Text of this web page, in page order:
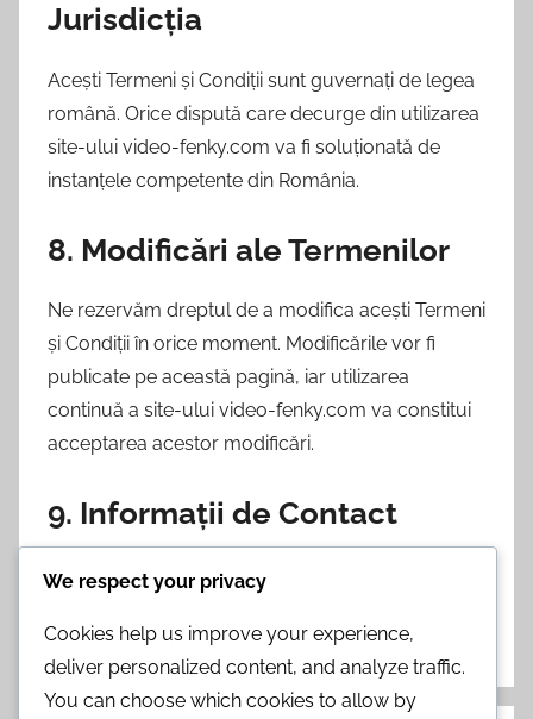
Jurisdicția
Acești Termeni și Condiții sunt guvernați de legea
română. Orice dispută care decurge din utilizarea
site-ului video-fenky.com va fi soluționată de
instanțele competente din România.
8. Modificări ale Termenilor
Ne rezervăm dreptul de a modifica acești Termeni
și Condiții în orice moment. Modificările vor fi
publicate pe această pagină, iar utilizarea
continuă a site-ului video-fenky.com va constitui
acceptarea acestor modificări.
9. Informații de Contact
Pentru întrebări sau nelămuriri referitoare la acești
adresa de email:legal@video-fenky.com.
We respect your privacy
Cookies help us improve your experience,
deliver personalized content, and analyze traffic.
You can choose which cookies to allow by